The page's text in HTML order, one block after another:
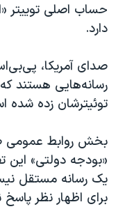
حساب اصلی توییتر
دارد.
صدای آمریکا،
رسانه‌هایی هستند
توئیترشان زده شده
بخش روابط عمومی
«بودجه دولتی» این
یک رسانه مستقل
برای اظهار نظر